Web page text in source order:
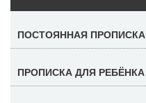
ПОСТОЯННАЯ ПРОПИСКА
ПРОПИСКА ДЛЯ РЕБЁНКА